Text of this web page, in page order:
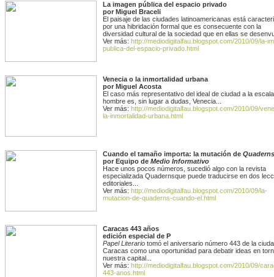
La imagen pública del espacio privado
por Miguel Braceli
El paisaje de las ciudades latinoamericanas está
por una hibridación formal que es consecuente con la
diversidad cultural de la sociedad que en ellas se
Ver más: http://mediodigitalfau.blogspot.com/2010/09/la-
publica-del-espacio-privado.html
Venecia o la inmortalidad urbana
por Miguel Acosta
El caso más representativo del ideal de ciudad a la
hombre es, sin lugar a dudas, Venecia...
Ver más: http://mediodigitalfau.blogspot.com/2010/09/
la-inmortalidad-urbana.html
Cuando el tamaño importa: la mutación de Quaderns
por Equipo de Medio Informativo
Hace unos pocos números, sucedió algo con la revista
especializada Quadernsque puede traducirse en dos
editoriales...
Ver más: http://mediodigitalfau.blogspot.com/2010/09/la-
mutacion-de-quaderns-cuando-el.html
Caracas 443 años
edición especial de P
Papel Literario tomó el aniversario número 443 de la
Caracas como una oportunidad para debatir ideas en
nuestra capital...
Ver más: http://mediodigitalfau.blogspot.com/2010/09/
443-anos.html